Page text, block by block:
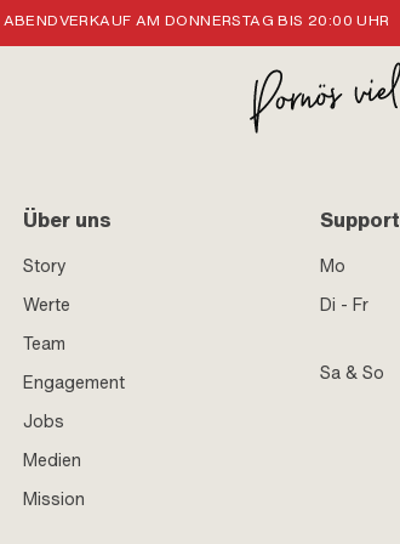
ABENDVERKAUF AM DONNERSTAG BIS 20:00 UHR
Über uns
Story
Werte
Team
Engagement
Jobs
Medien
Mission
Support
Mo
Di - Fr
Sa & So